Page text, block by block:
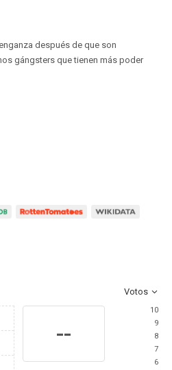
después de que son
gángsters que tienen más poder
Votos
--
10
9
8
7
6